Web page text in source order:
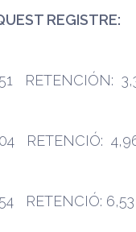
REGISTRE:
RETENCIÓN:
RETENCIÓ:
RETENCIÓ: